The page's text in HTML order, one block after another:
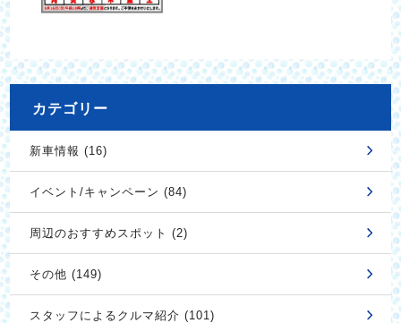
カテゴリー
新車情報 (16)
イベント/キャンペーン (84)
周辺のおすすめスポット (2)
その他 (149)
スタッフによるクルマ紹介 (101)